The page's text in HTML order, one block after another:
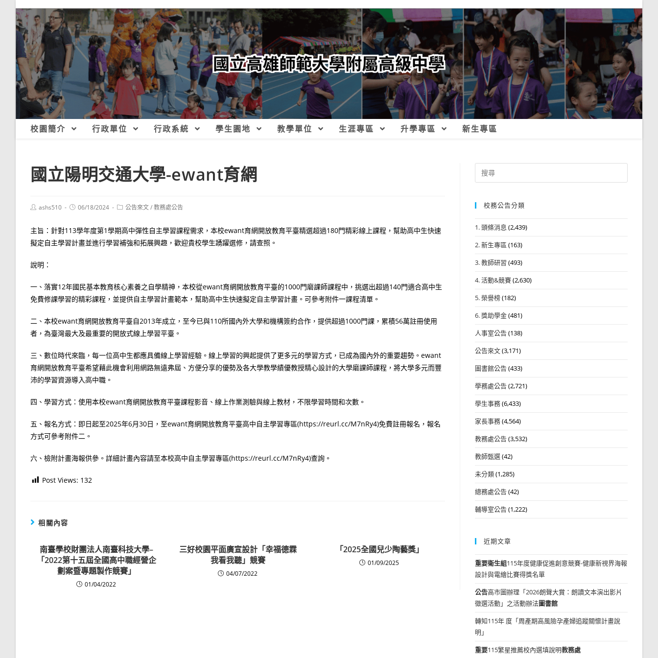
校園簡介 行政單位 行政系統 學生園地 教學單位 生涯專區 升學專區 新生專區
國立陽明交通大學-ewant育網
Postashs510
Post06/18/2024
Post公告來文/教務處公告
主旨：針對113學年度第1學期高中彈性自主學習課程需求，本校ewant育網開放教育平臺精選超過180門精彩線上課程，幫助高中生快速
擬定自主學習計畫並進行學習補強和拓展興趣，歡迎貴校學生踴躍選修，請查照。
說明：
一、落實12年國民基本教育核心素養之自學精神，本校從ewant育網開放教育平臺的1000門磨課師課程中，挑選出超過140門適合高中生
免費修課學習的精彩課程，並提供自主學習計畫範本，幫助高中生快速擬定自主學習計畫。可參考附件一課程清單。
二、本校ewant育網開放教育平臺自2013年成立，至今已與110所國內外大學和機構簽約合作，提供超過1000門課，累積56萬註冊使用
者，為臺灣最大及最重要的開放式線上學習平臺。
三、數位時代來臨，每一位高中生都應具備線上學習經驗。線上學習的興起提供了更多元的學習方式，已成為國內外的重要趨勢。ewant
育網開放教育平臺希望藉此機會利用網路無遠弗屆、方便分享的優勢及各大學教學績優教授精心設計的大學磨課師課程，將大學多元而豐
沛的學習資源導入高中職。
四、學習方式：使用本校ewant育網開放教育平臺課程影音、線上作業測驗與線上教材，不限學習時間和次數。
五、報名方式：即日起至2025年6月30日，至ewant育網開放教育平臺高中自主學習專區(https://reurl.cc/M7nRy4)免費註冊報名，報名
方式可參考附件二。
六、檢附計畫海報供參。詳細計畫內容請至本校高中自主學習專區(https://reurl.cc/M7nRy4)查詢。
Post Views: 132
相關內容
南臺學校財團法人南臺科技大學–
「2022第十五屆全國高中職經營企
劃案暨專題製作競賽」
01/04/2022
三好校園平面廣宣設計「幸福德霖
我看我聽」競賽
04/07/2022
「2025全國兒少陶藝獎」
01/09/2025
Search
for:
校務公告分類
1. 頭條消息 (2,439)
2. 新生專區 (163)
3. 教師研習 (493)
4. 活動&競賽(2,630)
5. 榮譽榜(182)
6. 獎助學金(481)
人事室公告(138)
公告來文(3,171)
圖書館公告(433)
學務處公告(2,721)
學生事務(6,433)
家長事務(4,564)
教務處公告(3,532)
教師甄選(42)
未分類(1,285)
總務處公告(42)
輔導室公告(1,222)
近期文章
重要衛生組115年度健康促進創意競賽-健康新視界海報
設計與電繪比賽得獎名單
公告高市圖辦理「2026朗聲大賞：朗讀文本演出影片
徵選活動」之活動辦法圖書館
轉知115年 度「周產期高風險孕產婦追蹤關懷計畫說
明」
重要115繁星推薦校內選填說明教務處